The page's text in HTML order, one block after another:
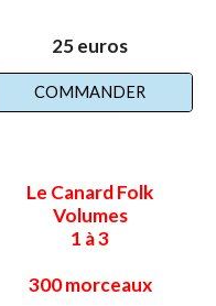
25euros
COMMANDER
Le Canard Folk
Volumes
1 à 3
300 morceaux